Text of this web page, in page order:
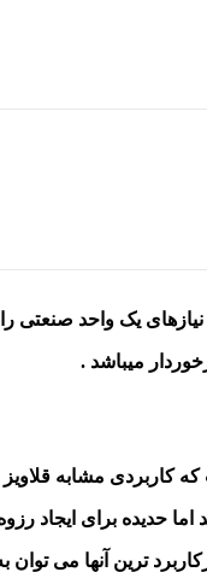
کاربردی مشابه قلاویز
اما حدیده برای ایجاد